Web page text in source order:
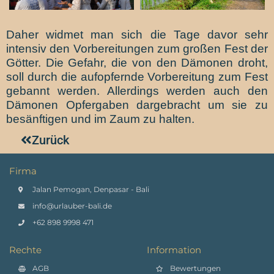
Daher widmet man sich die Tage davor sehr
intensiv den Vorbereitungen zum großen Fest der
Götter. Die Gefahr, die von den Dämonen droht,
soll durch die aufopfernde Vorbereitung zum Fest
gebannt werden. Allerdings werden auch den
Dämonen Opfergaben dargebracht um sie zu
besänftigen und im Zaum zu halten.
Zurück
Firma
Jalan Pemogan, Denpasar - Bali
info@urlauber-bali.de
+62 898 9998 471
Rechte
AGB
Information
Bewertungen